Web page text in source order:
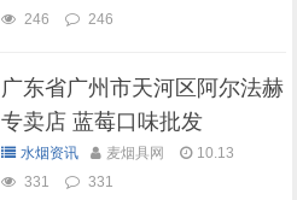
246
246
广东省广州市天河区阿尔法赫
专卖店 蓝莓口味批发
水烟资讯 麦烟具网
10.13
331
331